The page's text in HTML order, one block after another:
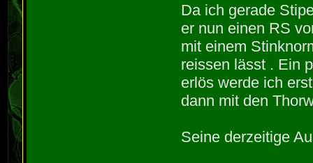
Da ich gerade
er nun einen RS
mit einem
reissen lässt . Ein
erlös werde ich
dann mit den
Seine derzeitige